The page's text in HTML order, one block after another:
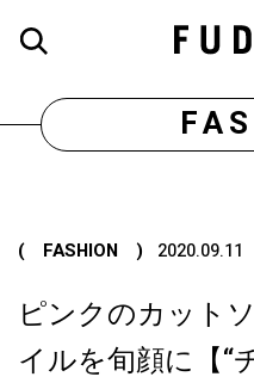
( FASHION ) 2020.09.11
ピンクのカット
イルを旬顔に【“